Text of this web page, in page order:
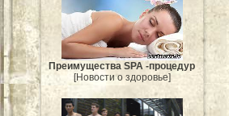
Преимущества SPA -процедур
[Новости о здоровье]